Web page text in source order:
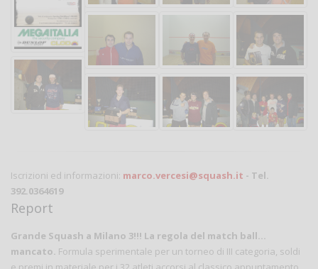
Iscrizioni ed informazioni: marco.vercesi@squash.it - Tel.
392.0364619
Report
Grande Squash a Milano 3!!! La regola del match ball...
mancato. Formula sperimentale per un torneo di III categoria, soldi